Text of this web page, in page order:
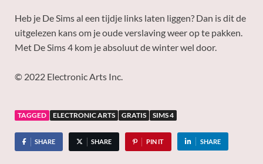
Heb je De Sims al een tijdje links laten liggen? Dan is dit de
uitgelezen kans om je oude verslaving weer op te pakken.
Met De Sims 4 kom je absoluut de winter wel door.
© 2022 Electronic Arts Inc.
TAGGED ELECTRONIC ARTS GRATIS SIMS 4
SHARE SHARE PIN IT SHARE